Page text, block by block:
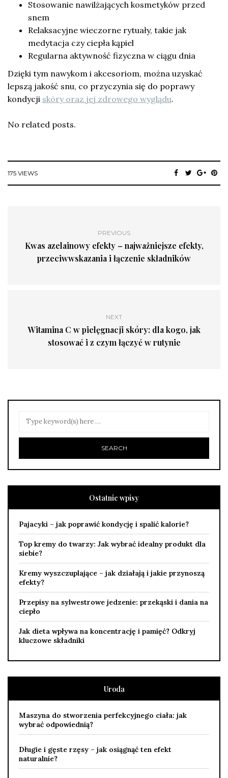
Stosowanie nawilżających kosmetyków przed
snem
Relaksacyjne wieczorne rytuały, takie jak
medytacja czy ciepła kąpiel
Regularna aktywność fizyczna w ciągu dnia
Dzięki tym nawykom i akcesoriom, można uzyskać
lepszą jakość snu, co przyczynia się do poprawy
kondycji skóry oraz jej zdrowego wyglądu.
No related posts.
175 VIEWS
PREVIOUS
Kwas azelainowy efekty – najważniejsze efekty,
przeciwwskazania i łączenie składników
NEXT
Witamina C w pielęgnacji skóry: dla kogo, jak
stosować i z czym łączyć w rutynie
Ostatnie wpisy
Pajacyki – jak poprawić kondycję i spalić kalorie?
Top kremy do twarzy: Jak wybrać idealny produkt dla
siebie?
Kremy wyszczuplające – jak działają i jakie przynoszą
efekty?
Przepisy na sylwestrowe jedzenie: przekąski i dania na
ciepło
Jak dieta wpływa na koncentrację i pamięć? Odkryj
kluczowe składniki
Uroda
Maszyna do stworzenia perfekcyjnego ciała: jak
wybrać odpowiednią?
Długie i gęste rzęsy – jak osiągnąć ten efekt
naturalnie?